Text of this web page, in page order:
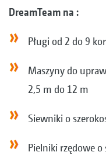
DreamTeam na :
Pługi od 2 do 9
Maszyny do
2,5 m do 12 m
Siewniki o
Pielniki rzędowe o